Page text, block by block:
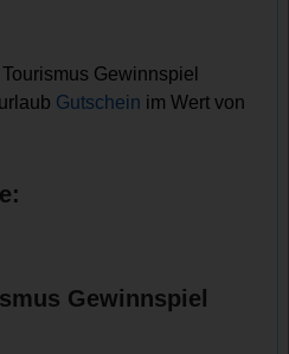
Gewinnspiel
Gutschein im Wert von
Gewinnspiel